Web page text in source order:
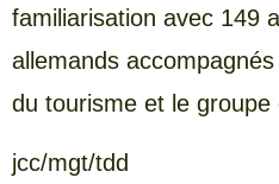
familiarisation avec 149
allemands
du tourisme et le groupe
jcc/mgt/tdd